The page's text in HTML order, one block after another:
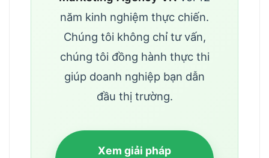
năm kinh nghiệm thực chiến.
Chúng tôi không chỉ tư vấn,
chúng tôi đồng hành thực thi
giúp doanh nghiệp bạn dẫn
đầu thị trường.
Xem giải pháp